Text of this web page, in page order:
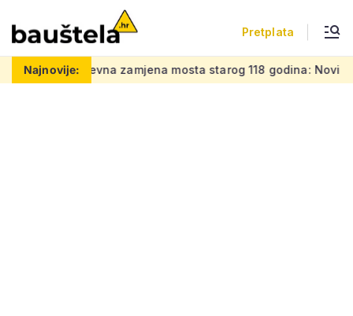
Pretplata
Najnovije:
Zahtjevna zamjena mosta starog 118 godina: Novi čelični